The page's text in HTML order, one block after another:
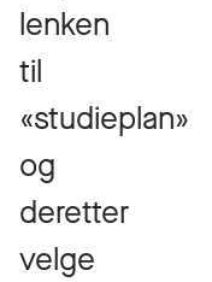
lenken
til
«studieplan»
og
deretter
velge